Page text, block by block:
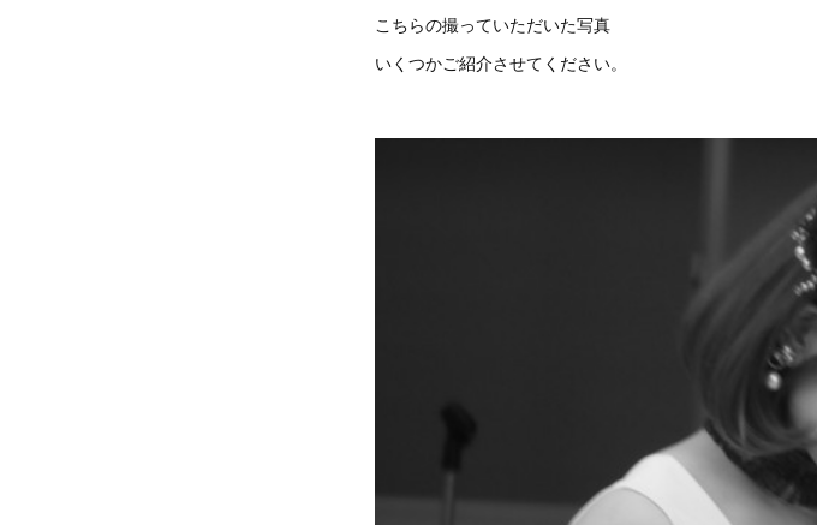
こちらの撮っていただいた写真
いくつかご紹介させてください。